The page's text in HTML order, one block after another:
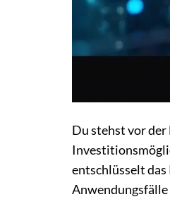
Du stehst vor
entschlüsselt